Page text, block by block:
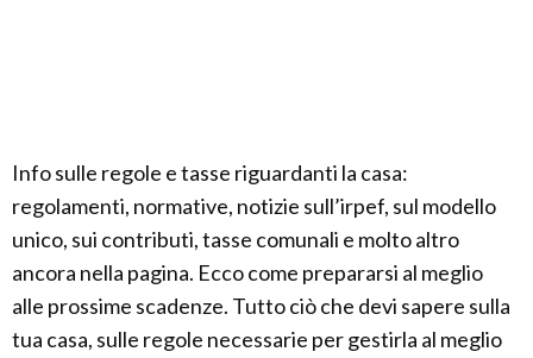
Info sulle regole e tasse riguardanti la casa:
regolamenti, normative, notizie sull’irpef, sul modello
unico, sui contributi, tasse comunali e molto altro
ancora nella pagina. Ecco come prepararsi al meglio
alle prossime scadenze. Tutto ciò che devi sapere sulla
tua casa, sulle regole necessarie per gestirla al meglio